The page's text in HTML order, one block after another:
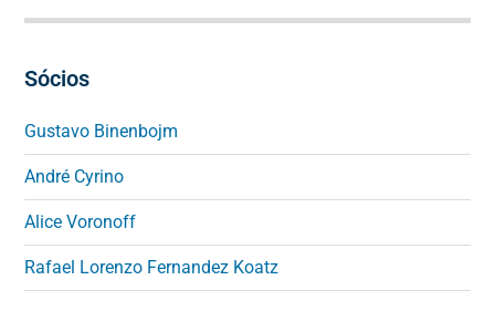
Sócios
Gustavo Binenbojm
André Cyrino
Alice Voronoff
Rafael Lorenzo Fernandez Koatz